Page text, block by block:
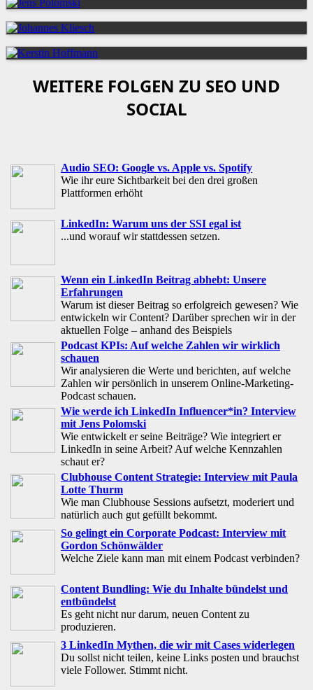
WEITERE FOLGEN ZU SEO UND
SOCIAL
Audio SEO: Google vs. Apple vs. Spotify
Wie ihr eure Sichtbarkeit bei den drei großen
Plattformen erhöht
LinkedIn: Warum uns der SSI egal ist
...und worauf wir stattdessen setzen.
Wenn ein LinkedIn Beitrag abhebt: Unsere
Erfahrungen
Warum ist dieser Beitrag so erfolgreich gewesen? Wie
entwickeln wir Content? Darüber sprechen wir in der
aktuellen Folge – anhand des Beispiels
Podcast KPIs: Auf welche Zahlen wir wirklich
schauen
Wir analysieren die Werte und berichten, auf welche
Zahlen wir persönlich in unserem Online-Marketing-
Podcast schauen.
Wie werde ich LinkedIn Influencer*in? Interview
mit Jens Polomski
Wie entwickelt er seine Beiträge? Wie integriert er
LinkedIn in seine Arbeit? Auf welche Kennzahlen
schaut er?
Clubhouse Content Strategie: Interview mit Paula
Lotte Thurm
Wie man Clubhouse Sessions aufsetzt, moderiert und
natürlich auch gut gefüllt bekommt.
So gelingt ein Corporate Podcast: Interview mit
Gordon Schönwälder
Welche Ziele kann man mit einem Podcast verbinden?
Content Bundling: Wie du Inhalte bündelst und
entbündelst
Es geht nicht nur darum, neuen Content zu
produzieren.
3 LinkedIn Mythen, die wir mit Cases widerlegen
Du sollst nicht teilen, keine Links posten und brauchst
viele Follower. Stimmt nicht.